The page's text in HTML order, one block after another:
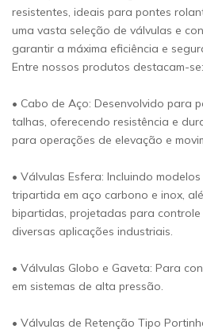
resistentes, ideais para pontes
uma vasta seleção de válvulas e
garantir a máxima eficiência e
Entre nossos produtos destacam-se:
• Cabo de Aço: Desenvolvido para
talhas, oferecendo resistência e
para operações de elevação e
• Válvulas Esfera: Incluindo
tripartida em aço carbono e inox,
bipartidas, projetadas para controle
diversas aplicações industriais.
• Válvulas Globo e Gaveta: Para
em sistemas de alta pressão.
• Válvulas de Retenção Tipo